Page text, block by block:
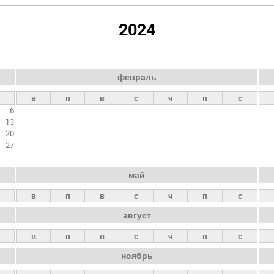
2024
6
13
20
27
февраль
в п в с ч п с
май
в п в с ч п с
август
в п в с ч п с
ноябрь